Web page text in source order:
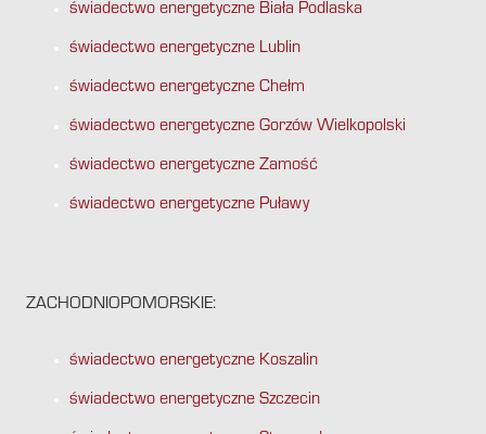
świadectwo energetyczne Biała Podlaska
świadectwo energetyczne Lublin
świadectwo energetyczne Chełm
świadectwo energetyczne Gorzów Wielkopolski
świadectwo energetyczne Zamość
świadectwo energetyczne Puławy
ZACHODNIOPOMORSKIE:
świadectwo energetyczne Koszalin
świadectwo energetyczne Szczecin